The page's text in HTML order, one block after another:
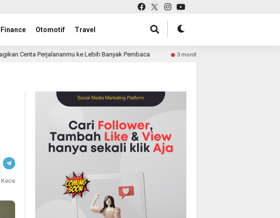
Finance Otomotif Travel
ke Lebih Banyak Pembaca 3 month ago Pabrik Tas untuk Retail atau